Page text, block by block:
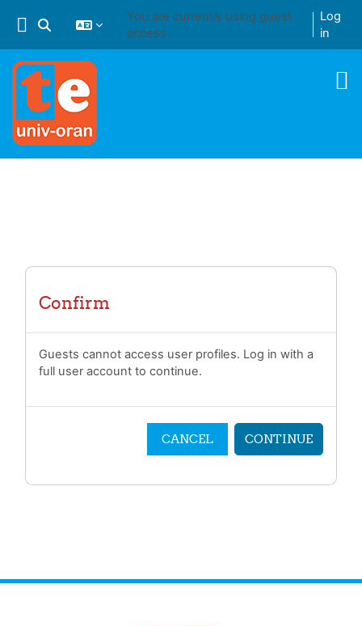
Toggle search input
You are currently using guest
access
Log
in
Confirm
Guests cannot access user profiles. Log in with a
full user account to continue.
CANCEL CONTINUE